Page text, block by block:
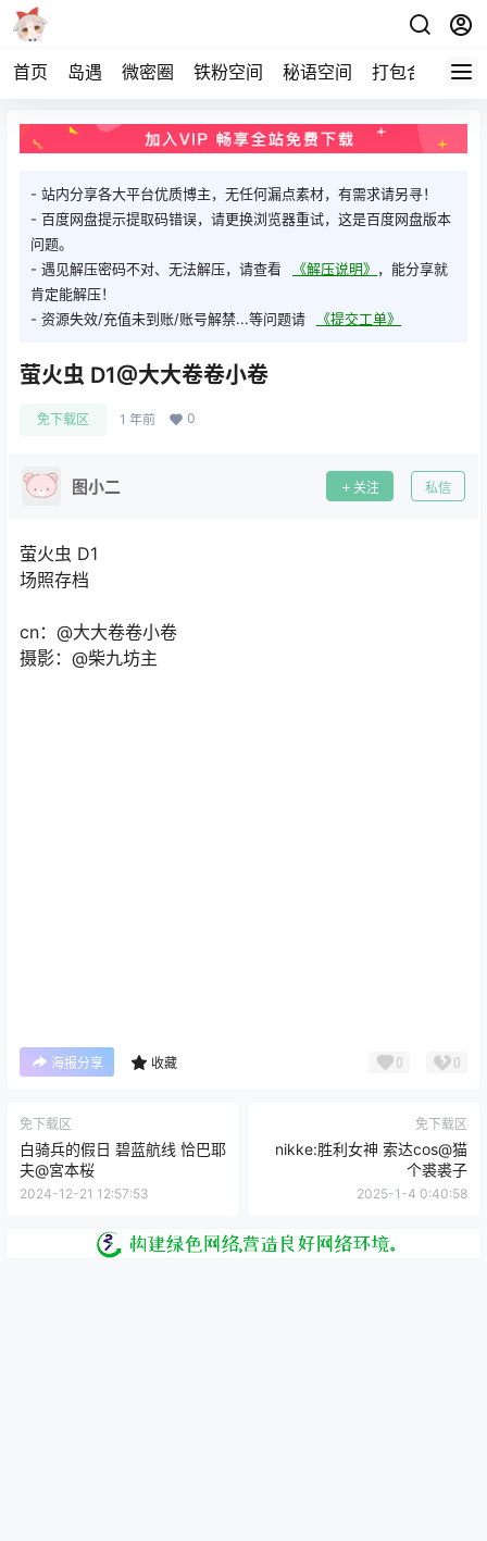
首页 岛遇 微密圈 铁粉空间 秘语空间 打包合集 关
- 站内分享各大平台优质博主，无任何漏点素材，有需求请另寻！
- 百度网盘提示提取码错误，请更换浏览器重试，这是百度网盘版本
问题。
- 遇见解压密码不对、无法解压，请查看
《解压说明》 ，能分享就
肯定能解压！
- 资源失效/充值未到账/账号解禁...等问题请
《提交工单》
萤火虫 D1@大大卷卷小卷
免下载区 1 年前 0
图小二 关注 私信
萤火虫 D1
​场照存档
​cn：@大大卷卷小卷
摄影：@柴九坊主
海报分享 收藏 0 0
免下载区
白骑兵的假日 碧蓝航线 恰巴耶
夫@宮本桜
2024-12-21 12:57:53
免下载区
nikke:胜利女神 索达cos@猫
个裘裘子
2025-1-4 0:40:58